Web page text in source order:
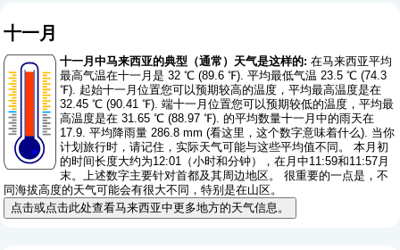
十一月
十一月中马来西亚的典型（通常）天气是这样的: 在马来西亚平均
最高气温在十一月是 32 ℃ (89.6 ℉). 平均最低气温 23.5 ℃ (74.3
℉). 起始十一月位置您可以预期较高的温度，平均最高温度是在
32.45 ℃ (90.41 ℉). 端十一月位置您可以预期较低的温度，平均最
高温度是在 31.65 ℃ (88.97 ℉). 的平均数量十一月中的雨天在
17.9. 平均降雨量 286.8 mm (看这里，这个数字意味着什么). 当你
计划旅行时，请记住，实际天气可能与这些平均值不同。 本月初
的时间长度大约为12:01（小时和分钟），在月中11:59和11:57月
末。上述数字主要针对首都及其周边地区。 很重要的一点是，不
同海拔高度的天气可能会有很大不同，特别是在山区。
点击或点击此处查看马来西亚中更多地方的天气信息。